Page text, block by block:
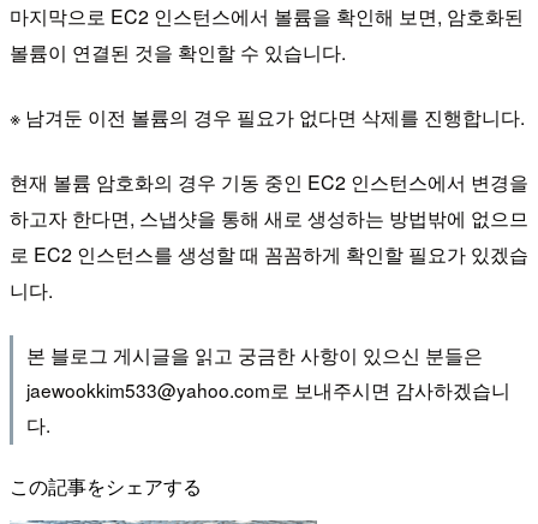
마지막으로 EC2 인스턴스에서 볼륨을 확인해 보면, 암호화된
볼륨이 연결된 것을 확인할 수 있습니다.
※ 남겨둔 이전 볼륨의 경우 필요가 없다면 삭제를 진행합니다.
현재 볼륨 암호화의 경우 기동 중인 EC2 인스턴스에서 변경을
하고자 한다면, 스냅샷을 통해 새로 생성하는 방법밖에 없으므
로 EC2 인스턴스를 생성할 때 꼼꼼하게 확인할 필요가 있겠습
니다.
본 블로그 게시글을 읽고 궁금한 사항이 있으신 분들은
jaewookkim533@yahoo.com로 보내주시면 감사하겠습니
다.
この記事をシェアする